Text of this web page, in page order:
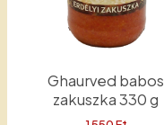
Ghaurved babos
zakuszka 330 g